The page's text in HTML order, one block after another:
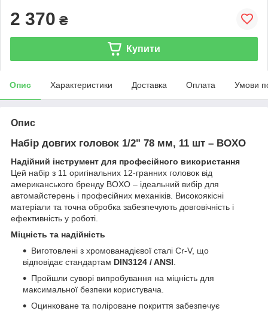
2 370 ₴
Купити
Опис Характеристики Доставка Оплата Умови
Опис
Набір довгих головок 1/2" 78 мм, 11 шт – BOXO
Надійний інструмент для професійного використання
Цей набір з 11 оригінальних 12-гранних головок від
американського бренду BOXO – ідеальний вибір для
автомайстерень і професійних механіків. Високоякісні
матеріали та точна обробка забезпечують довговічність і
ефективність у роботі.
Міцність та надійність
Виготовлені з хромованадієвої сталі Cr-V, що
відповідає стандартам DIN3124 / ANSI
Пройшли суворі випробування на міцність для
максимальної безпеки користувача.
Оцинковане та поліроване покриття забезпечує